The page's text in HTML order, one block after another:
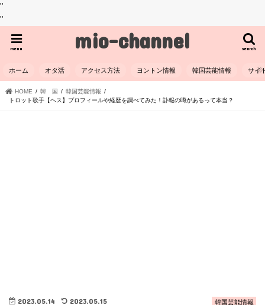
"
"
mio-channel search
menu
ホーム オタ活 アクセス方法 ヨントン情報 韓国芸能情報 サイ
HOME 韓 国
韓国芸能情報
トロット歌手【ヘス】プロフィールや経歴を調べてみた！訃報の噂があるって本当？
韓国芸能情報
2023.05.14 2023.05.15